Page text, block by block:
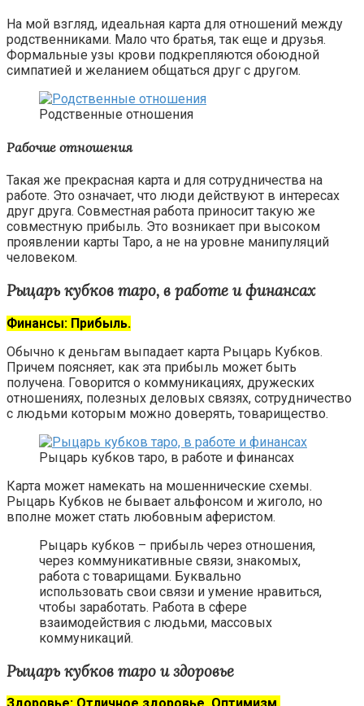
На мой взгляд, идеальная карта для отношений между
родственниками. Мало что братья, так еще и друзья.
Формальные узы крови подкрепляются обоюдной
симпатией и желанием общаться друг с другом.
Родственные отношения
Рабочие отношения
Такая же прекрасная карта и для сотрудничества на
работе. Это означает, что люди действуют в интересах
друг друга. Совместная работа приносит такую же
совместную прибыль. Это возникает при высоком
проявлении карты Таро, а не на уровне манипуляций
человеком.
Рыцарь кубков таро, в работе и финансах
Финансы: Прибыль.
Обычно к деньгам выпадает карта Рыцарь Кубков.
Причем поясняет, как эта прибыль может быть
получена. Говорится о коммуникациях, дружеских
отношениях, полезных деловых связях, сотрудничество
с людьми которым можно доверять, товарищество.
Рыцарь кубков таро, в работе и финансах
Карта может намекать на мошеннические схемы.
Рыцарь Кубков не бывает альфонсом и жиголо, но
вполне может стать любовным аферистом.
Рыцарь кубков – прибыль через отношения,
через коммуникативные связи, знакомых,
работа с товарищами. Буквально
использовать свои связи и умение нравиться,
чтобы заработать. Работа в сфере
взаимодействия с людьми, массовых
коммуникаций.
Рыцарь кубков таро и здоровье